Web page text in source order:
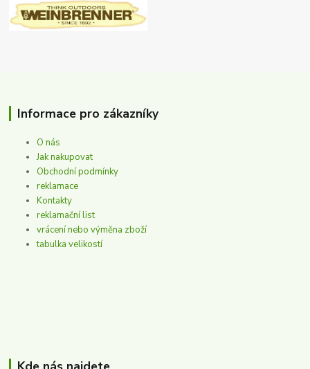
Informace pro zákazníky
O nás
Jak nakupovat
Obchodní podmínky
reklamace
Kontakty
reklamační list
vrácení nebo výměna zboží
tabulka velikostí